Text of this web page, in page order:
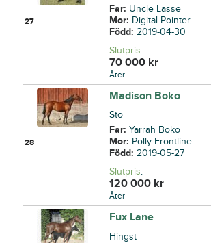
27
Far: Uncle Lasse
Mor: Digital Pointer
Född:2019-04-30
Slutpris:
70 000 kr
Åter
28
Madison Boko
Sto
Far:Yarrah Boko
Mor: Polly Frontline
Född:2019-05-27
Slutpris:
120 000 kr
Åter
Fux Lane
Hingst